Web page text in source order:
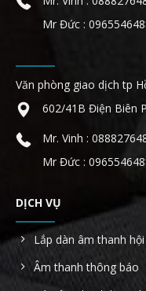
Mr Đức :
Văn phòng giao dịch tp
602/41B Điện Biên
Mr. Vinh :
Mr Đức :
DỊCH VỤ
Lắp dàn âm thanh
Âm thanh thông báo